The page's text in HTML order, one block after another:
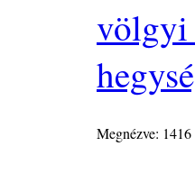
völgyi
Megnézve: